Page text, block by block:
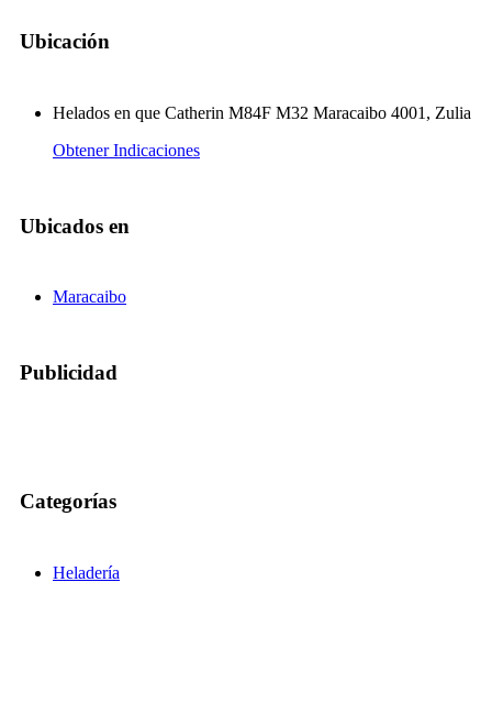
Ubicación
Helados en que Catherin M84F M32 Maracaibo 4001, Zulia
Obtener Indicaciones
Ubicados en
Maracaibo
Publicidad
Categorías
Heladería